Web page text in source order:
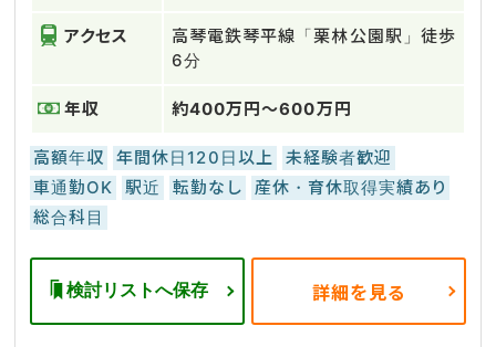
アクセス
高琴電鉄琴平線「栗林公園駅」徒歩
6分
年収 約400万円～600万円
高額年収 年間休日120日以上
未経験者歓迎
車通勤OK
駅近 転勤なし
産休・育休取得実績あり
総合科目
検討リストへ保存 詳細を見る